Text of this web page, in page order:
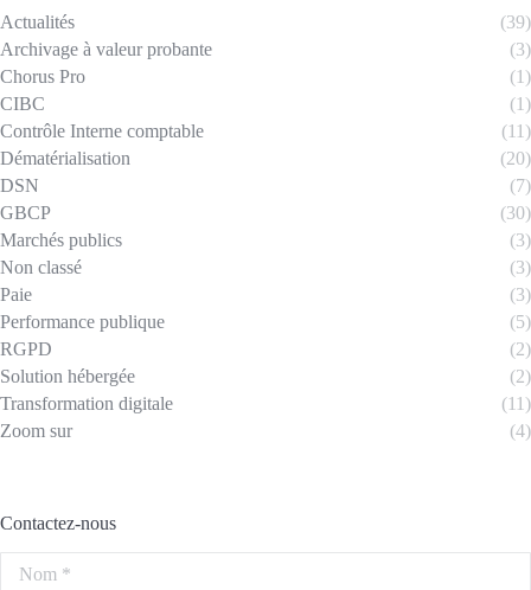
Actualités
(39)
Archivage à valeur probante
(3)
Chorus Pro
(1)
CIBC
(1)
Contrôle Interne comptable
(11)
Dématérialisation
(20)
DSN
(7)
GBCP
(30)
Marchés publics
(3)
Non classé
(3)
Paie
(3)
Performance publique
(5)
RGPD
(2)
Solution hébergée
(2)
Transformation digitale
(11)
Zoom sur
(4)
Contactez-nous